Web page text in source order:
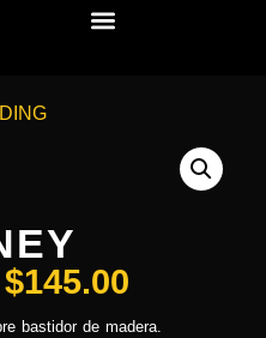
$145.00
bastidor de madera.